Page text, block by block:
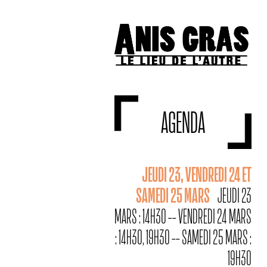
AGENDA
JEUDI 23, VENDREDI 24 ET
SAMEDI 25 MARS JEUDI 23
MARS : 14H30 -- VENDREDI 24 MARS
: 14H30, 19H30 -- SAMEDI 25 MARS :
19H30